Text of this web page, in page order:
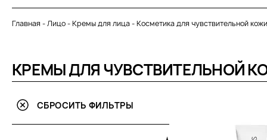
Главная -Лицо-Кремы для лица-Косметика для чувствительной
КРЕМЫ ДЛЯ ЧУВСТВИТЕЛЬНОЙ
СБРОСИТЬ ФИЛЬТРЫ